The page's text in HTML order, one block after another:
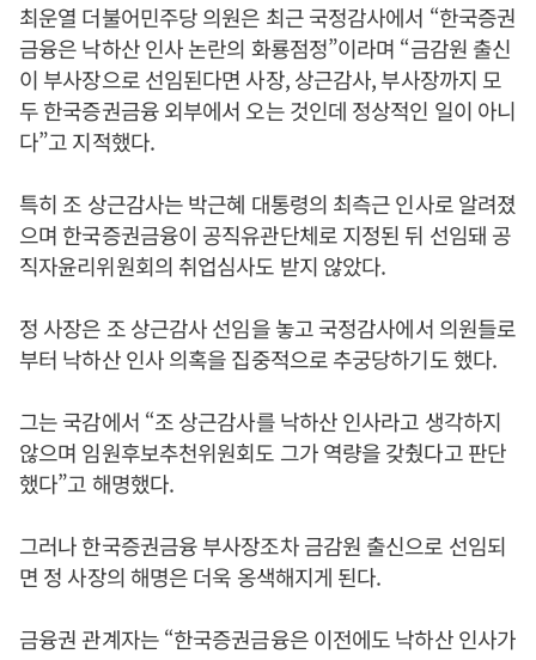
최운열 더불어민주당 의원은 최근 국정감사에서 “한국증권
금융은 낙하산 인사 논란의 화룡점정”이라며 “금감원 출신
이 부사장으로 선임된다면 사장, 상근감사, 부사장까지 모
두 한국증권금융 외부에서 오는 것인데 정상적인 일이 아니
다”고 지적했다.
특히 조 상근감사는 박근혜 대통령의 최측근 인사로 알려졌
으며 한국증권금융이 공직유관단체로 지정된 뒤 선임돼 공
직자윤리위원회의 취업심사도 받지 않았다.
정 사장은 조 상근감사 선임을 놓고 국정감사에서 의원들로
부터 낙하산 인사 의혹을 집중적으로 추궁당하기도 했다.
그는 국감에서 “조 상근감사를 낙하산 인사라고 생각하지
않으며 임원후보추천위원회도 그가 역량을 갖췄다고 판단
했다”고 해명했다.
그러나 한국증권금융 부사장조차 금감원 출신으로 선임되
면 정 사장의 해명은 더욱 옹색해지게 된다.
금융권 관계자는 “한국증권금융은 이전에도 낙하산 인사가